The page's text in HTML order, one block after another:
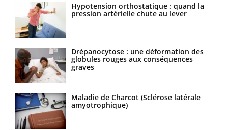
Hypotension orthostatique : quand la
pression artérielle chute au lever
Drépanocytose : une déformation des
globules rouges aux conséquences
graves
Maladie de Charcot (Sclérose latérale
amyotrophique)